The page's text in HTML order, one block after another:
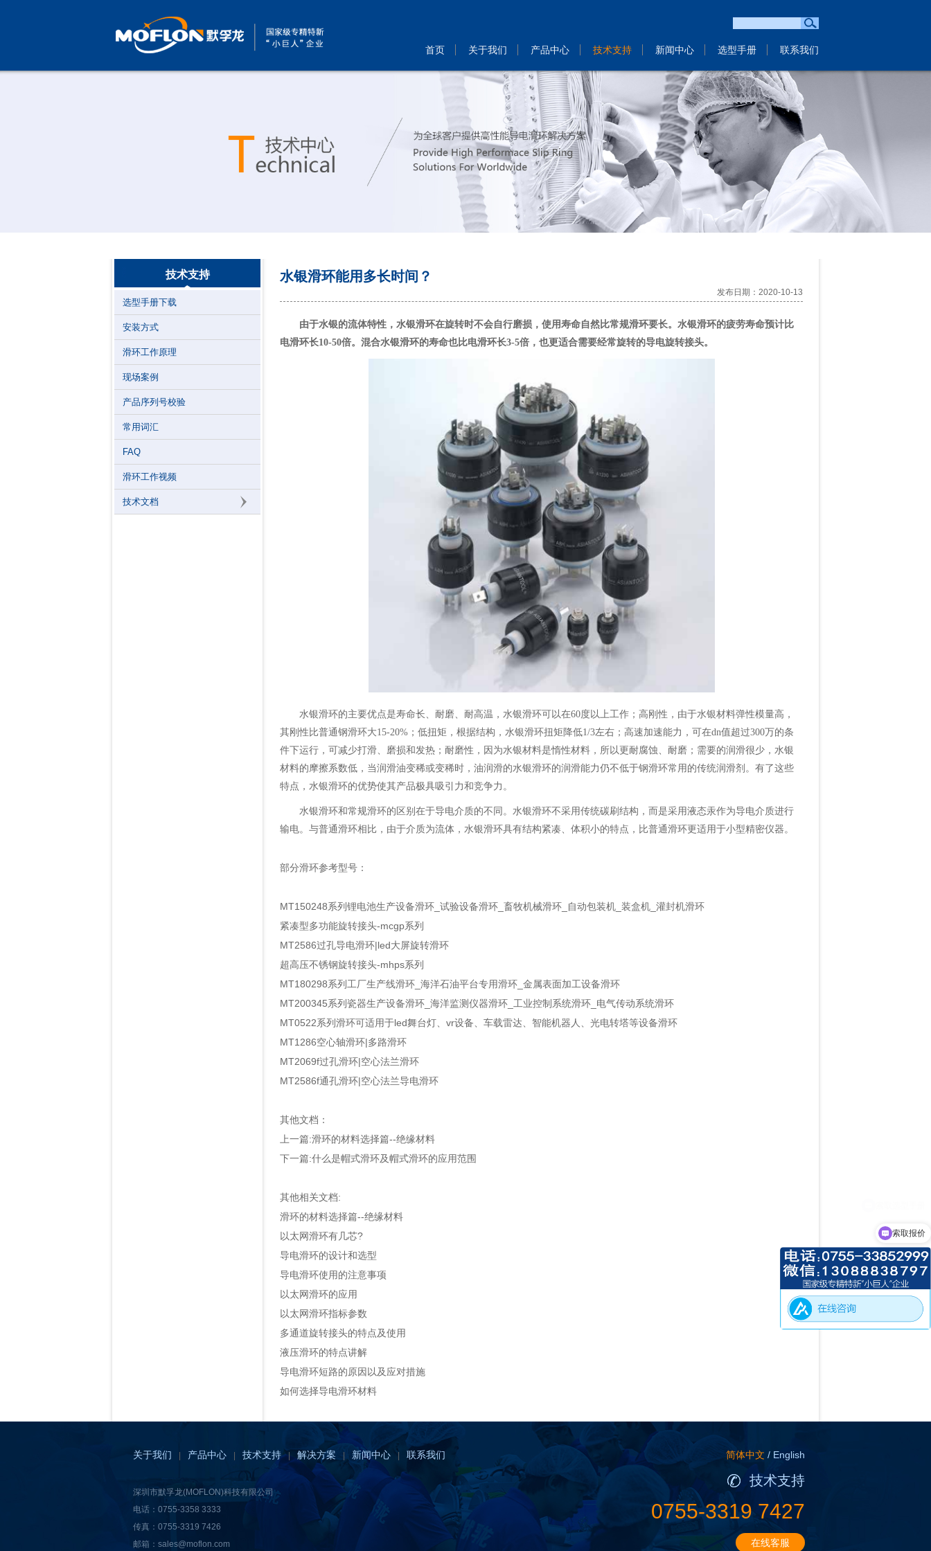
首页 关于我们 产品中心 技术支持 新闻中心 选型手册 联系我们
技术支持
选型手册下载
安装方式
滑环工作原理
现场案例
产品序列号校验
常用词汇
FAQ
滑环工作视频
技术文档
水银滑环能用多长时间？
发布日期：2020-10-13
由于水银的流体特性， 水银滑环在旋转时不会自行磨损，使用寿命自然比常规滑环要长。水银滑环的疲劳寿命预计比
电滑环长10-50倍。混合水银滑环的寿命也比电滑环长3-5倍，也更适合需要经常旋转的导电旋转接头。
水银滑环的主要优点是寿命长、耐磨、耐高温，水银滑环可以在60度以上工作；高刚性，由于水银材料弹性模量高，
其刚性比普通钢滑环大15-20%；低扭矩，根据结构，水银滑环扭矩降低1/3左右；高速加速能力，可在dn值超过300万的条
件下运行，可减少打滑、磨损和发热；耐磨性，因为水银材料是惰性材料，所以更耐腐蚀、耐磨；需要的润滑很少，水银
材料的摩擦系数低，当润滑油变稀或变稀时，油润滑的水银滑环的润滑能力仍不低于钢滑环常用的传统润滑剂。有了这些
特点，水银滑环的优势使其产品极具吸引力和竞争力。
水银滑环和常规滑环的区别在于导电介质的不同。水银滑环不采用传统碳刷结构，而是采用液态汞作为导电介质进行
输电。与普通滑环相比，由于介质为流体，水银滑环具有结构紧凑、体积小的特点，比普通滑环更适用于小型精密仪器。
部分滑环参考型号：
MT150248系列锂电池生产设备滑环_试验设备滑环_畜牧机械滑环_自动包装机_装盒机_灌封机滑环
紧凑型多功能旋转接头-mcgp系列
MT2586过孔导电滑环|led大屏旋转滑环
超高压不锈钢旋转接头-mhps系列
MT180298系列工厂生产线滑环_海洋石油平台专用滑环_金属表面加工设备滑环
MT200345系列瓷器生产设备滑环_海洋监测仪器滑环_工业控制系统滑环_电气传动系统滑环
MT0522系列滑环可适用于led舞台灯、vr设备、车载雷达、智能机器人、光电转塔等设备滑环
MT1286空心轴滑环|多路滑环
MT2069f过孔滑环|空心法兰滑环
MT2586f通孔滑环|空心法兰导电滑环
其他文档：
上一篇:滑环的材料选择篇--绝缘材料
下一篇:什么是帽式滑环及帽式滑环的应用范围
其他相关文档:
滑环的材料选择篇--绝缘材料
以太网滑环有几芯?
导电滑环的设计和选型
导电滑环使用的注意事项
以太网滑环的应用
以太网滑环指标参数
多通道旋转接头的特点及使用
液压滑环的特点讲解
导电滑环短路的原因以及应对措施
如何选择导电滑环材料
关于我们 | 产品中心 | 技术支持 | 解决方案 | 新闻中心 | 联系我们
深圳市默孚龙(MOFLON)科技有限公司
电话：0755-3358 3333
传真：0755-3319 7426
邮箱：sales@moflon.com
简体中文 / English
技术支持
0755-3319 7427
在线客服
索取报价